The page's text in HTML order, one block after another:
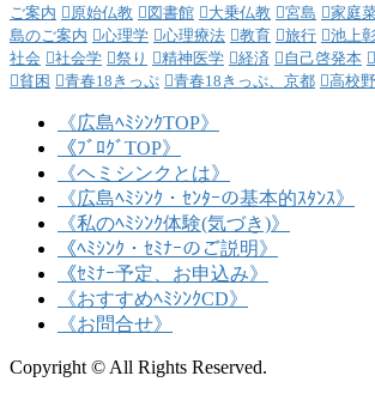
ご案内
原始仏教 図書館 大乗仏教 宮島 家庭
島のご案内
心理学 心理療法 教育 旅行 池上
社会
社会学 祭り 精神医学 経済 自己啓発本
貧困
青春18きっぷ 青春18きっぷ、京都 高校
《広島ﾍﾐｼﾝｸTOP》
《ﾌﾞﾛｸﾞTOP》
《ヘミシンクとは》
《広島ﾍﾐｼﾝｸ・ｾﾝﾀｰの基本的ｽﾀﾝｽ》
《私のﾍﾐｼﾝｸ体験(気づき)》
《ﾍﾐｼﾝｸ・ｾﾐﾅｰのご説明》
《ｾﾐﾅｰ予定、お申込み》
《おすすめﾍﾐｼﾝｸCD》
《お問合せ》
Copyright © All Rights Reserved.